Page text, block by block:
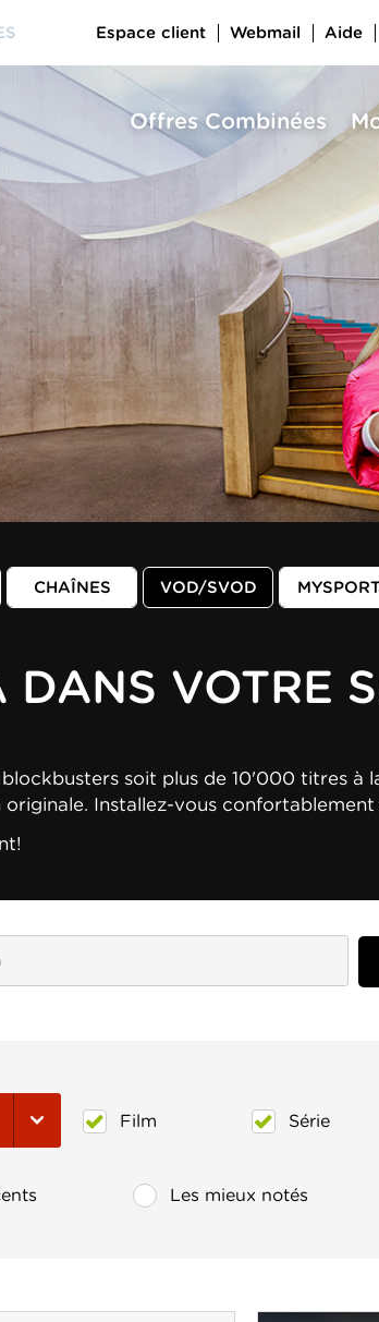
CHAÎNES VOD/SVOD
DANS VOTRE
soit plus de 10'000 titres à
Installez-vous
Film Série
Les mieux notés
Offres Combinées
Espace client Webmail Aide